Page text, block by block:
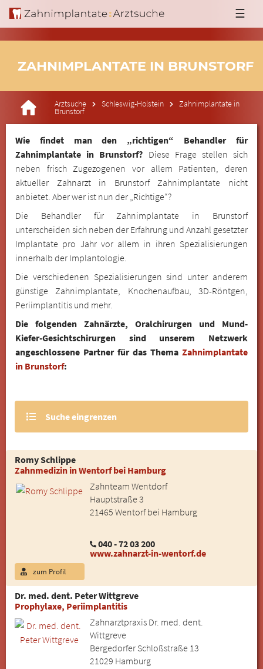
☰
ZAHNIMPLANTATE IN BRUNSTORF
Arztsuche Schleswig-Holstein Zahnimplantate in
Brunstorf
Wie findet man den „richtigen“ Behandler für
Zahnimplantate in Brunstorf? Diese Frage stellen sich
neben frisch Zugezogenen vor allem Patienten, deren
aktueller Zahnarzt in Brunstorf Zahnimplantate nicht
anbietet. Aber wer ist nun der „Richtige“?
Die Behandler für Zahnimplantate in Brunstorf
unterscheiden sich neben der Erfahrung und Anzahl gesetzter
Implantate pro Jahr vor allem in ihren Spezialisierungen
innerhalb der Implantologie.
Die verschiedenen Spezialisierungen sind unter anderem
günstige Zahnimplantate, Knochenaufbau, 3D-Röntgen,
Periimplantitis und mehr.
Die folgenden Zahnärzte, Oralchirurgen und Mund-
Kiefer-Gesichtschirurgen sind unserem Netzwerk
angeschlossene Partner für das Thema Zahnimplantate
in Brunstorf:
Suche eingrenzen
Romy Schlippe
Zahnmedizin in Wentorf bei Hamburg
Zahnteam Wentdorf
Hauptstraße 3
21465 Wentorf bei Hamburg
040 - 72 03 200
www.zahnarzt-in-wentorf.de
zum Profil
Dr. med. dent. Peter Wittgreve
Prophylaxe, Periimplantitis
Zahnarztpraxis Dr. med. dent.
Wittgreve
Bergedorfer Schloßstraße 13
21029 Hamburg